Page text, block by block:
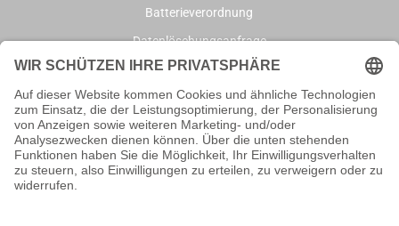
Batterieverordnung
Datenlöschungsanfrage
AGB
Impressum
Informationen